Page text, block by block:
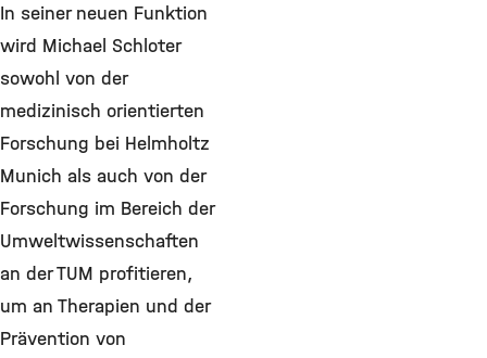
In seiner neuen Funktion
wird Michael Schloter
sowohl von der
medizinisch orientierten
Forschung bei Helmholtz
Munich als auch von der
Forschung im Bereich der
Umweltwissenschaften
an der TUM profitieren,
um an Therapien und der
Prävention von